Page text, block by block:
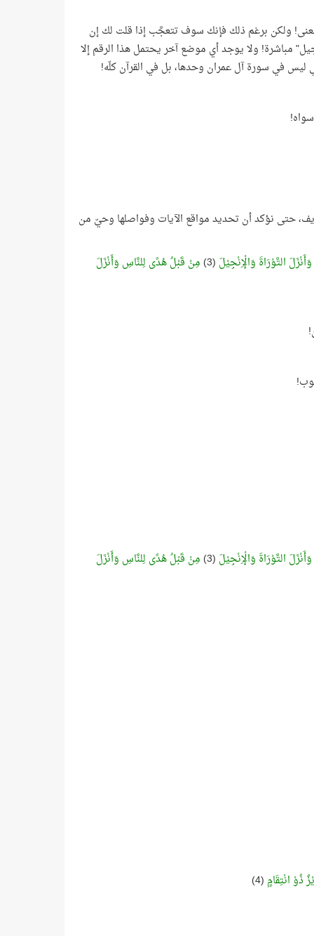
ولكن برغم ذلك فإنك سوف تتعجَّب إذا قلت لك إن
رقم (3) هو بالفعل بعد كلمة "الإنجيل" مباشرة! ولا يوجد أي موضع آخر يحتمل هذا الرقم إلا
ليس في سورة آل عمران وحدها، بل في القرآن كلّه!
حتى نؤكد أن تحديد مواقع الآيات وفواصلها وحيّ من
التَّوْرَاةَ وَالْإِنْجِيْلَ (3)
مِنْ قَبْلُ هُدًى لِلنَّاسِ وَأَنْزَلَ
التَّوْرَاةَ وَالْإِنْجِيْلَ (3)
مِنْ قَبْلُ هُدًى لِلنَّاسِ وَأَنْزَلَ
ذُوْ انْتِقَامٍ (4)